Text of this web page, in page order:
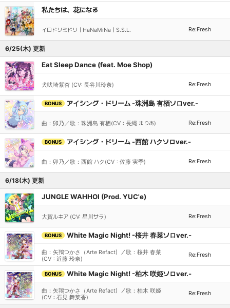
私たちは、花になる
イロドリミドリ｜HaNaMiNa｜S.S.L. Re:Fresh
6/25(木) 更新
Eat Sleep Dance (feat. Moe Shop)
犬吠埼紫杏 (CV: 長谷川玲奈) Re:Fresh
BONUS アイシング・ドリーム -珠洲島 有栖ソロver.-
曲：卯乃／歌：珠洲島 有栖(CV：長縄 まりあ) Re:Fresh
BONUS アイシング・ドリーム -西館 ハクソロver.-
曲：卯乃／歌：西館 ハク(CV：佐藤 実季) Re:Fresh
6/18(木) 更新
JUNGLE WAHHOI (Prod. YUC'e)
大賀ルキア (CV: 星川サラ) Re:Fresh
BONUS White Magic Night! -桜井 春菜ソロver.-
曲：矢鴇つかさ（Arte Refact）／歌：桜井 春菜
(CV：近藤 玲奈)
Re:Fresh
BONUS White Magic Night! -柏木 咲姫ソロver.-
曲：矢鴇つかさ（Arte Refact）／歌：柏木 咲姫
(CV：石見 舞菜香)
Re:Fresh